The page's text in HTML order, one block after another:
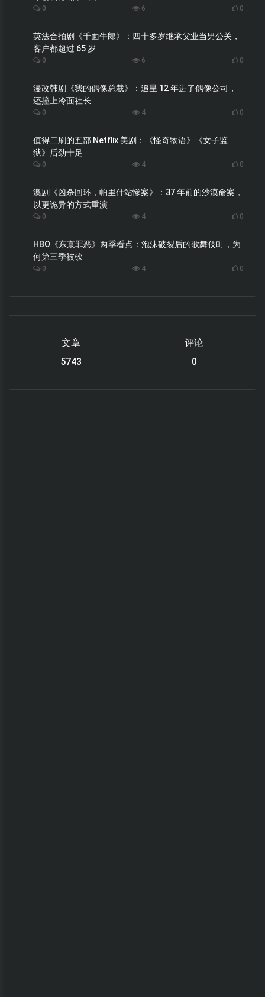
0 6 0
英法合拍剧《千面牛郎》：四十多岁继承父业当男公关，
客户都超过 65 岁
0 6 0
漫改韩剧《我的偶像总裁》：追星 12 年进了偶像公司，
还撞上冷面社长
0 4 0
值得二刷的五部 Netflix 美剧：《怪奇物语》《女子监
狱》后劲十足
0 4 0
澳剧《凶杀回环，帕里什站惨案》：37 年前的沙漠命案，
以更诡异的方式重演
0 4 0
HBO《东京罪恶》两季看点：泡沫破裂后的歌舞伎町，为
何第三季被砍
0 4 0
文章
6220
评论
0